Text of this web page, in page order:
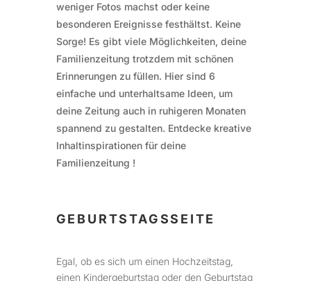
weniger Fotos machst oder keine
besonderen Ereignisse festhältst. Keine
Sorge! Es gibt viele Möglichkeiten, deine
Familienzeitung trotzdem mit schönen
Erinnerungen zu füllen. Hier sind 6
einfache und unterhaltsame Ideen, um
deine Zeitung auch in ruhigeren Monaten
spannend zu gestalten. Entdecke kreative
Inhaltinspirationen für deine
Familienzeitung !
GEBURTSTAGSSEITE
Egal, ob es sich um einen Hochzeitstag,
einen Kindergeburtstag oder den Geburtstag